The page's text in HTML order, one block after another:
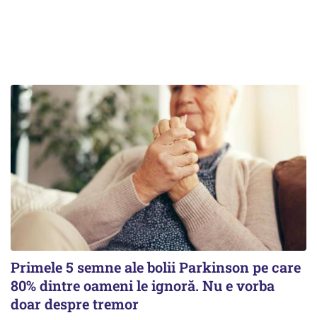
Primele 5 semne ale bolii Parkinson pe care
80% dintre oameni le ignoră. Nu e vorba
doar despre tremor